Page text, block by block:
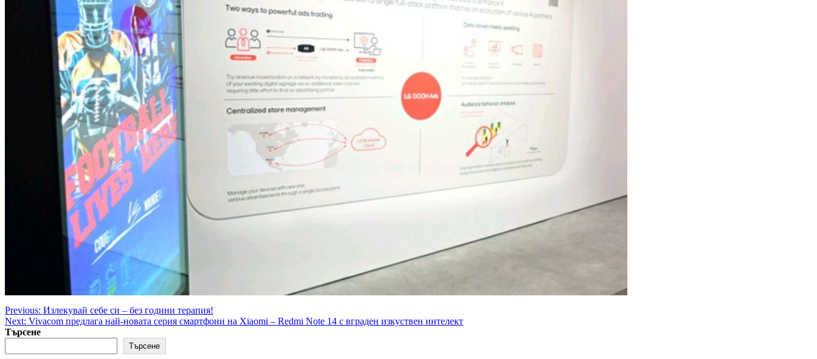
Post
navigation
Previous: Излекувай себе си – без години терапия!
Next: Vivacom предлага най-новата серия смартфони на Xiaomi – Redmi Note 14 с вграден изкуствен интелект
Търсене
Търсене